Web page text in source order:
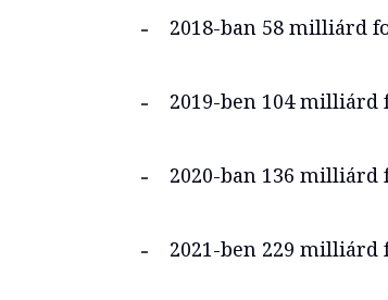
2018-ban 58 milliárd
2019-ben 104
2020-ban 136
2021-ben 229